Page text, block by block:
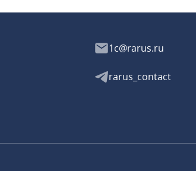
1c@rarus.ru
rarus_contact